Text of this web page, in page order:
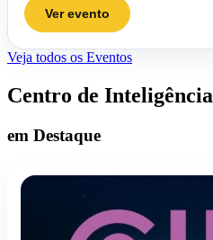
Ver evento
Veja todos os Eventos
Centro de Inteligência
em Destaque